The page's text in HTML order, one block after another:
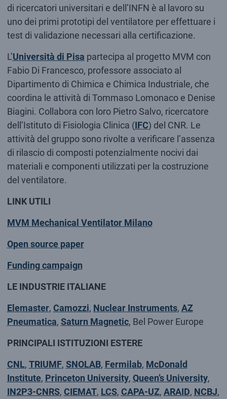
di ricercatori universitari e dell’INFN è al lavoro su
uno dei primi prototipi del ventilatore per effettuare i
test di validazione necessari alla certificazione.
L’Università di Pisa partecipa al progetto MVM con
Fabio Di Francesco, professore associato al
Dipartimento di Chimica e Chimica Industriale, che
coordina le attività di Tommaso Lomonaco e Denise
Biagini. Collabora con loro Pietro Salvo, ricercatore
dell’Istituto di Fisiologia Clinica (IFC) del CNR. Le
attività del gruppo sono rivolte a verificare l’assenza
di rilascio di composti potenzialmente nocivi dai
materiali e componenti utilizzati per la costruzione
del ventilatore.
LINK UTILI
MVM Mechanical Ventilator Milano
Open source paper
Funding campaign
LE INDUSTRIE ITALIANE
Elemaster, Camozzi, Nuclear Instruments, AZ
Pneumatica, Saturn Magnetic, Bel Power Europe
PRINCIPALI ISTITUZIONI ESTERE
CNL, TRIUMF, SNOLAB, Fermilab, McDonald
Institute, Princeton University, Queen’s University,
IN2P3-CNRS, CIEMAT, LCS, CAPA-UZ, ARAID, NCBJ,